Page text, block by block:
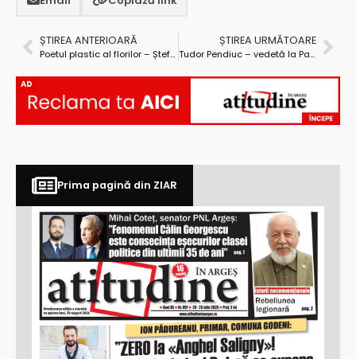
ȘTIREA ANTERIOARĂ
Poetul plastic al florilor – Ștefan Luchian: Omagiu (1 februarie 1868 – 28 iunie 1916)
ȘTIREA URMĂTOARE
Tudor Pendiuc – vedetă la Parlamentul European?
AD
Prima pagină din ZIAR